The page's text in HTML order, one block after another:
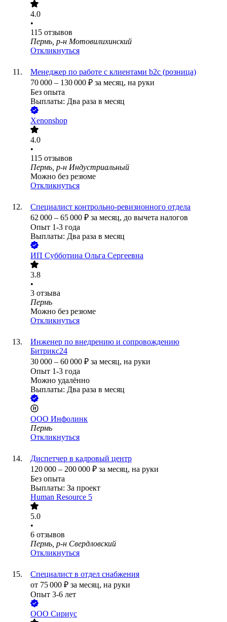
4.0
•
115 отзывов
Пермь, р-н Мотовилихинский
Откликнуться
Менеджер по работе с клиентами b2c (розница)
70 000 – 130 000 ₽ за месяц, на руки
Без опыта
Выплаты: Два раза в месяц
Xenonshop
4.0
•
115 отзывов
Пермь, р-н Индустриальный
Можно без резюме
Откликнуться
Специалист контрольно-ревизионного отдела
62 000 – 65 000 ₽ за месяц, до вычета налогов
Опыт 1-3 года
Выплаты: Два раза в месяц
ИП Субботина Ольга Сергеевна
3.8
•
3 отзыва
Пермь
Можно без резюме
Откликнуться
Инженер по внедрению и сопровождению
Битрикс24
30 000 – 60 000 ₽ за месяц, на руки
Опыт 1-3 года
Можно удалённо
Выплаты: Два раза в месяц
ООО Инфолинк
Пермь
Откликнуться
Диспетчер в кадровый центр
120 000 – 200 000 ₽ за месяц, на руки
Без опыта
Выплаты: За проект
Human Resource 5
5.0
•
6 отзывов
Пермь, р-н Свердловский
Откликнуться
Специалист в отдел снабжения
от 75 000 ₽ за месяц, на руки
Опыт 3-6 лет
ООО Сириус